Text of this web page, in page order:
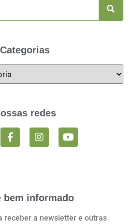
Categorias
redes
bem informado
receber a newsletter e outras